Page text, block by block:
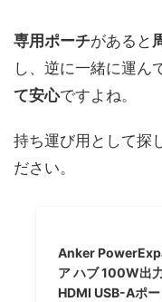
専用ポーチがあると
し、逆に一緒に運ん
て安心ですよね。
持ち運び用として探
ださい。
Anker
ア ハブ 100W出
HDMI USB-Aポー